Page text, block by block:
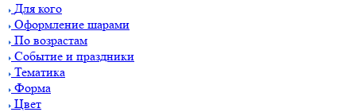
Для кого
Оформление шарами
По возрастам
Событие и праздники
Тематика
Форма
Цвет